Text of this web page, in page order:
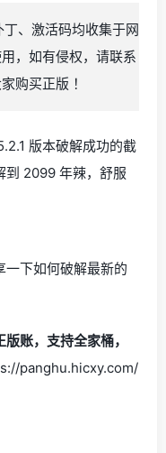
、激活码均收集于网
，如有侵权，请联系
购买正版 ！
版本破解成功的截
到 2099 年辣，舒服
一下如何破解最新的
账，支持全家桶，
panghu.hicxy.com/